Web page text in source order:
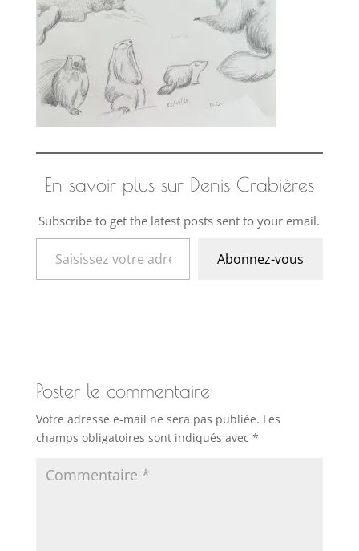
En savoir plus sur Denis Crabières
Subscribe to get the latest posts sent to your email.
Saisissez votre adresse e-mail…
Abonnez-vous
Poster le commentaire
Votre adresse e-mail ne sera pas publiée. Les
champs obligatoires sont indiqués avec *